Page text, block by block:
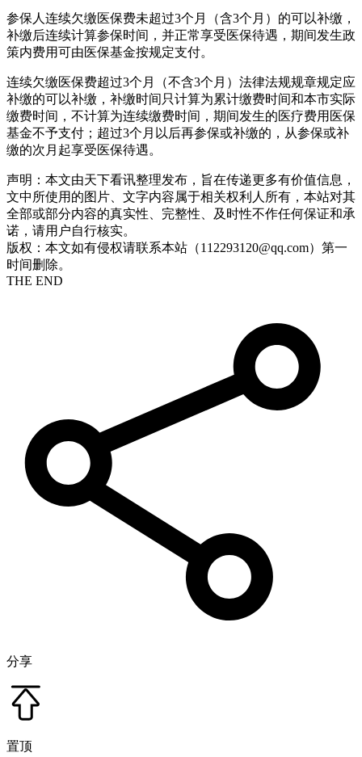
参保人连续欠缴医保费未超过3个月（含3个月）的可以补缴，
补缴后连续计算参保时间，并正常享受医保待遇，期间发生政
策内费用可由医保基金按规定支付。
连续欠缴医保费超过3个月（不含3个月）法律法规规章规定应
补缴的可以补缴，补缴时间只计算为累计缴费时间和本市实际
缴费时间，不计算为连续缴费时间，期间发生的医疗费用医保
基金不予支付；超过3个月以后再参保或补缴的，从参保或补
缴的次月起享受医保待遇。
声明：本文由天下看讯整理发布，旨在传递更多有价值信息，
文中所使用的图片、文字内容属于相关权利人所有，本站对其
全部或部分内容的真实性、完整性、及时性不作任何保证和承
诺，请用户自行核实。
版权：本文如有侵权请联系本站（112293120@qq.com）第一
时间删除。
THE END
分享
置顶